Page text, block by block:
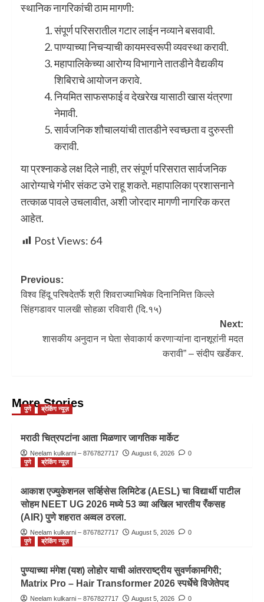
स्थानिक नागरिकांची ठाम मागणी:
संपूर्ण परिसरातील गटार लाईन नव्याने बसवावी.
पाण्याच्या निचऱ्याची कायमस्वरूपी व्यवस्था करावी.
महापालिकेच्या आरोग्य विभागाने तातडीने वैद्यकीय
शिबिराचे आयोजन करावे.
नियमित साफसफाई व देखरेख यासाठी खास यंत्रणा
नेमावी.
सार्वजनिक शौचालयांची तातडीने स्वच्छता व दुरुस्ती
करावी.
या प्रश्नाकडे लक्ष दिले नाही, तर संपूर्ण परिसरात सार्वजनिक
आरोग्याचे गंभीर संकट उभे राहू शकते. महापालिका प्रशासनाने
तत्काळ पावले उचलावीत, अशी जोरदार मागणी नागरिक करत
आहेत.
Post Views: 64
Previous:
विश्व हिंदू परिषदेतर्फे श्री शिवराज्याभिषेक दिनानिमित्त किल्ले
सिंहगडावर पालखी सोहळा रविवारी (दि.१५)
Next:
शासकीय अनुदान न घेता सेवाकार्य करणाऱ्यांना दानशूरांनी मदत
करावी” – संदीप खर्डेकर.
More Stories
पुणे ब्रेकिंग न्यूज़
मराठी चित्रपटांना आता मिळणार जागतिक मार्केट
Neelam kulkarni – 8767827717 August 6, 2026
0
पुणे
ब्रेकिंग न्यूज़
आकाश एज्युकेशनल सर्व्हिसेस लिमिटेड (AESL) चा विद्यार्थी पाटील
सोहम NEET UG 2026 मध्ये 53 व्या अखिल भारतीय रँकसह
(AIR) पुणे शहरात अव्वल ठरला.
Neelam kulkarni – 8767827717 August 5, 2026
0
पुणे
ब्रेकिंग न्यूज़
पुण्याच्या मंगेश (यश) लोहोर याची आंतरराष्ट्रीय सुवर्णकामगिरी;
Matrix Pro – Hair Transformer 2026 स्पर्धेचे विजेतेपद
Neelam kulkarni – 8767827717 August 5, 2026 0